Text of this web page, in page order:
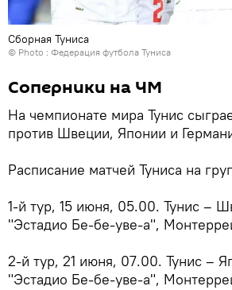
Сборная Туниса
© Photo : Федерация футбола Туниса
Соперники на ЧМ
На чемпионате мира Тунис
против Швеции, Японии и
Расписание матчей Туниса на
1-й тур, 15 июня, 05.00. Тунис –
"Эстадио Бе-бе-уве-а",
2-й тур, 21 июня, 07.00. Тунис –
"Эстадио Бе-бе-уве-а",